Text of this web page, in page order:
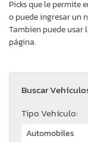
Picks que le permite
o puede ingresar un
Tambien puede usar
página.
Buscar
Tipo Vehículo: